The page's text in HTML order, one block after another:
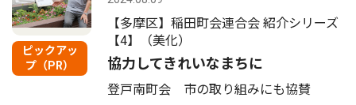
ピックアッ
プ（PR）
【多摩区】稲田町会連合会 紹介シリーズ
【4】（美化）
協力してきれいなまちに
登戸南町会 市の取り組みにも協賛